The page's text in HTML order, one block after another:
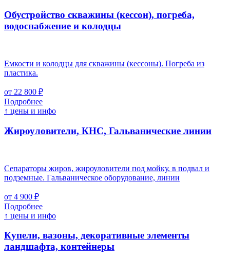
Обустройство скважины (кессон), погреба,
водоснабжение и колодцы
Емкости и колодцы для скважины (кессоны). Погреба из
пластика.
от 22 800 ₽
Подробнее
↑ цены и инфо
Жироуловители, КНС, Гальванические линии
Сепараторы жиров, жироуловители под мойку, в подвал и
подземные. Гальваническое оборудование, линии
от 4 900 ₽
Подробнее
↑ цены и инфо
Купели, вазоны, декоративные элементы
ландшафта, контейнеры